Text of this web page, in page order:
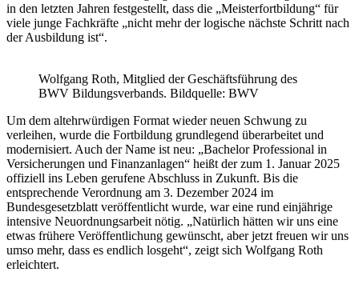
in den letzten Jahren festgestellt, dass die „Meisterfortbildung“ für
viele junge Fachkräfte „nicht mehr der logische nächste Schritt nach
der Ausbildung ist“.
Wolfgang Roth, Mitglied der Geschäftsführung des
BWV Bildungsverbands. Bildquelle: BWV
Um dem altehrwürdigen Format wieder neuen Schwung zu
verleihen, wurde die Fortbildung grundlegend überarbeitet und
modernisiert. Auch der Name ist neu: „Bachelor Professional in
Versicherungen und Finanzanlagen“ heißt der zum 1. Januar 2025
offiziell ins Leben gerufene Abschluss in Zukunft. Bis die
entsprechende Verordnung am 3. Dezember 2024 im
Bundesgesetzblatt veröffentlicht wurde, war eine rund einjährige
intensive Neuordnungsarbeit nötig. „Natürlich hätten wir uns eine
etwas frühere Veröffentlichung gewünscht, aber jetzt freuen wir uns
umso mehr, dass es endlich losgeht“, zeigt sich Wolfgang Roth
erleichtert.